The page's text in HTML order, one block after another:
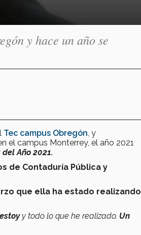
y hace un año se
Tec campus Obregón , y
el campus Monterrey, el año 2021
Año 2021.
de Contaduría Pública y
que ella ha estado realizando
y todo lo que he realizado. Un